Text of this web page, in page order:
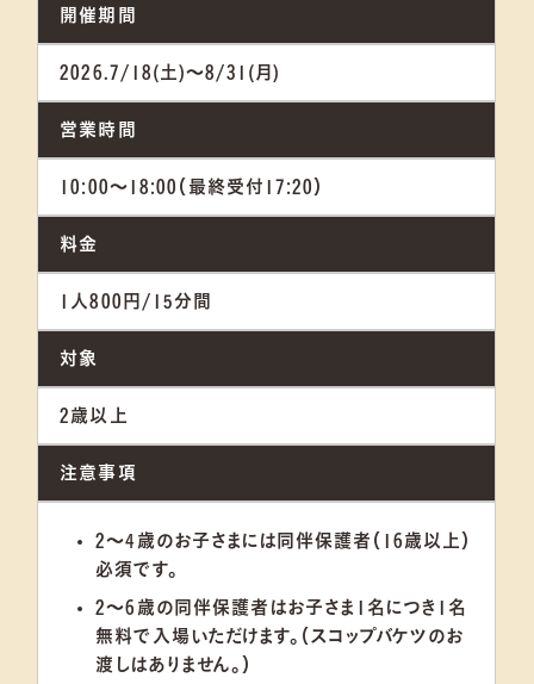
開催期間
2026.7/18(土)～8/31(月)
営業時間
10:00〜18:00（最終受付17:20）
料金
1人800円/15分間
対象
2歳以上
注意事項
2〜4歳のお子さまには同伴保護者（16歳以上）
必須です。
2〜6歳の同伴保護者はお子さま1名につき1名
無料で入場いただけます。（スコップバケツのお
渡しはありません。）